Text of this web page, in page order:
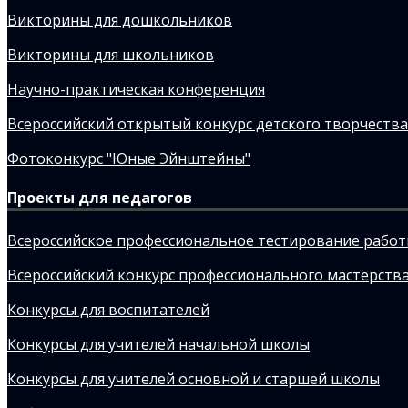
Викторины для дошкольников
Викторины для школьников
Научно-практическая конференция
Всероссийский открытый конкурс детского творчества
Фотоконкурс "Юные Эйнштейны"
Проекты для педагогов
Всероссийское профессиональное тестирование
Всероссийский конкурс профессионального
Конкурсы для воспитателей
Конкурсы для учителей начальной школы
Конкурсы для учителей основной и старшей школы